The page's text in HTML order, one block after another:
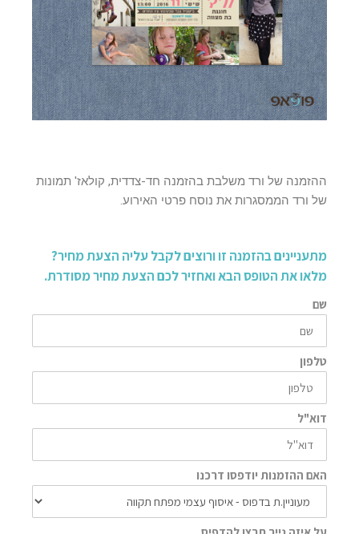
ההזמנה של ורד משלבת בהזמנה חד-צדדית, קולאז' תמונות
של ורד הממסגרות את נוסח פרטי האירוע.
מתעניינים בהזמנה זו ורוצים לקבל עליה הצעת מחיר?
מלאו את הטופס הבא ואחזיר לכם הצעת מחיר מסודרת.
שם
טלפון
דוא"ל
האם ההזמנות יודפסו דרכנו